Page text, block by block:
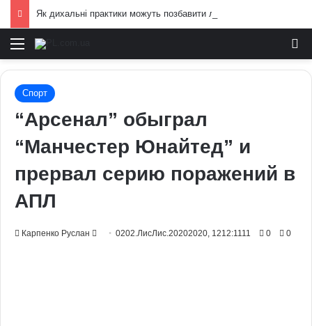
Меню
Спорт
“Арсенал” обыграл
“Манчестер Юнайтед” и
прервал серию поражений в
АПЛ
Карпенко Руслан
Send0202.ЛисЛис.20202020, 1212:1111 0 0